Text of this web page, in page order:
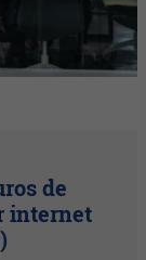
de
internet